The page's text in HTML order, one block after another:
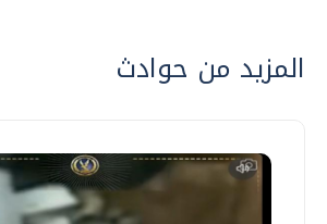
المزيد من حوادث